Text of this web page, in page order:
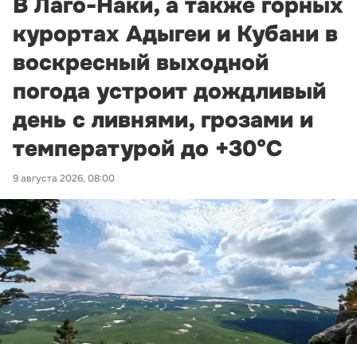
курортах Адыгеи и Кубани в
воскресный выходной
погода устроит дождливый
день с ливнями, грозами и
температурой до +30°С
9 августа 2026, 08:00